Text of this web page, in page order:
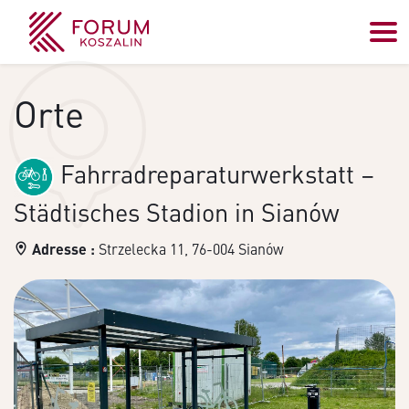
Orte
Fahrradreparaturwerkstatt –
Städtisches Stadion in Sianów
Adresse : Strzelecka 11, 76-004 Sianów